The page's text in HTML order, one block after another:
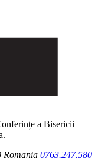
a Bisericii
Romania 0763.247.580